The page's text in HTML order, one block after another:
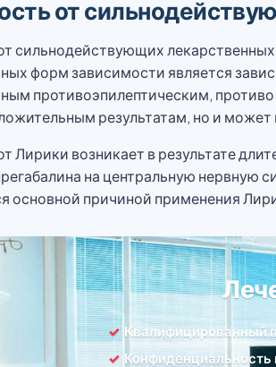
от
сильнодействующих
форм зависимости является
противоэпилептическим,
результатам, но и
Лирики возникает в результате
на центральную нервную
основной причиной применения
Квалифицированный
Конфиденциальность